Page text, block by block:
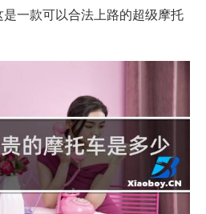
一款可以合法上路的超级摩托